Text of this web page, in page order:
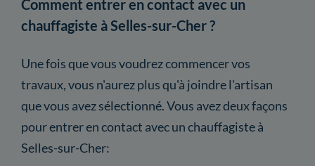
Comment entrer en contact avec un
chauffagiste à Selles-sur-Cher ?
Une fois que vous voudrez commencer vos
travaux, vous n'aurez plus qu'à joindre l'artisan
que vous avez sélectionné. Vous avez deux façons
pour entrer en contact avec un chauffagiste à
Selles-sur-Cher: